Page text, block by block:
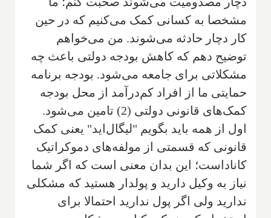
مشخصا به کسانی کمک می‌کنیم که در حین
کار دچار حادثه می‌شوند. من می‌خواهم
توضیح دهم که کاهش بودجه دولتی باعث چه
مشکلاتی برای جامعه می‌شود. بودجه برنامه
حمایتی ما از افراد کم‌درآمد از محل بودجه
کمک‌های قانونی دولتی (2) تامین می‌شود.
اول از همه باید بگویم "لیگال‌اید" یعنی کمک
قانونی که قسمتی از مولفه‌های دموکراتیک
کاناداست؛ این بدان معنی است که اگر شما
نیاز به وکیل دارید و پولدار هستید که مشکلی
ندارید ولی اگر پول ندارید احتمالا برای